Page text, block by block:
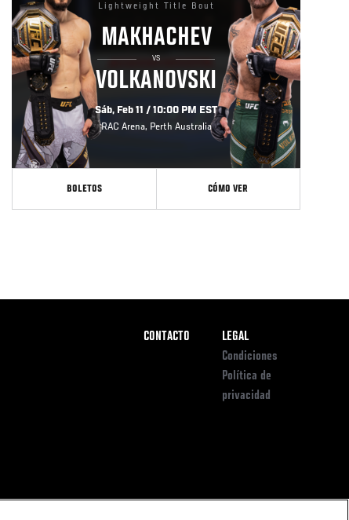
Lightweight Title Bout
MAKHACHEV
VS
VOLKANOVSKI
Sáb, Feb 11 / 10:00 PM EST
RAC Arena, Perth Australia
BOLETOS CÓMO VER
Pie
CONTACTO
LEGAL
Condiciones
Política de
privacidad